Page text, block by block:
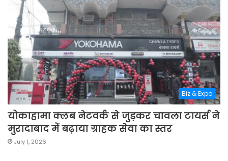
Biz & Expo
योकाहामा क्लब नेटवर्क से जुड़कर चावला टायर्स ने
मुरादाबाद में बढ़ाया ग्राहक सेवा का स्तर
July 1, 2026